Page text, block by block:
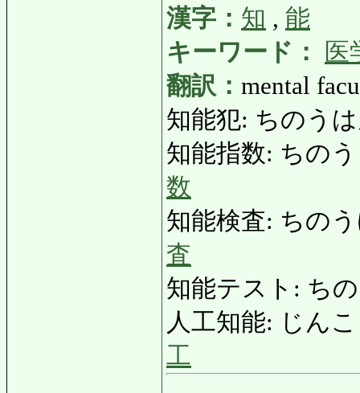
漢字： 知 , 能
キーワード：
医
翻訳： mental
知能犯: ちのう
知能指数: ちの
数
知能検査: ちの
査
知能テスト: ち
人工知能: じん
工